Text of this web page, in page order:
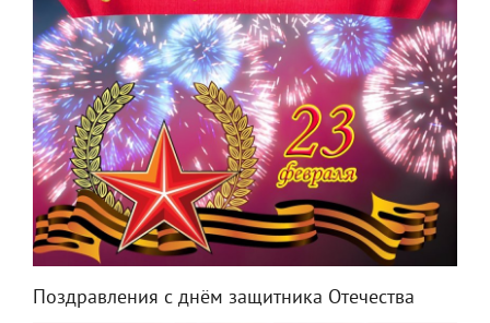
Поздравления с днём защитника Отечества